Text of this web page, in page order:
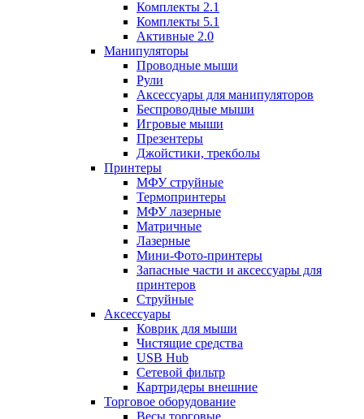
Комплекты 2.1
Комплекты 5.1
Активные 2.0
Манипуляторы
Проводные мыши
Рули
Аксессуары для манипуляторов
Беспроводные мыши
Игровые мыши
Презентеры
Джойстики, трекболы
Принтеры
МФУ струйные
Термопринтеры
МФУ лазерные
Матричные
Лазерные
Мини-Фото-принтеры
Запасные части и аксессуары для
принтеров
Струйные
Аксессуары
Коврик для мыши
Чистящие средства
USB Hub
Сетевой фильтр
Картридеры внешние
Торговое оборудование
Весы торговые